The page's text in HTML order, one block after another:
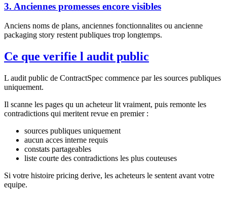
3. Anciennes promesses encore visibles
Anciens noms de plans, anciennes fonctionnalites ou ancienne
packaging story restent publiques trop longtemps.
Ce que verifie l audit public
L audit public de ContractSpec commence par les sources publiques
uniquement.
Il scanne les pages qu un acheteur lit vraiment, puis remonte les
contradictions qui meritent revue en premier :
sources publiques uniquement
aucun acces interne requis
constats partageables
liste courte des contradictions les plus couteuses
Si votre histoire pricing derive, les acheteurs le sentent avant votre
equipe.